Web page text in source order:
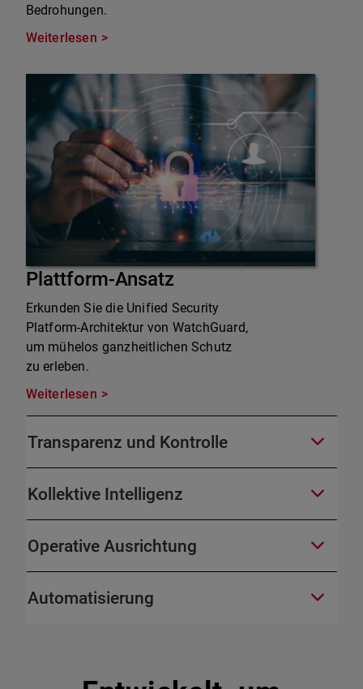
Bedrohungen.
Weiterlesen
Plattform-Ansatz
Erkunden Sie die Unified Security
Platform-Architektur von WatchGuard,
um mühelos ganzheitlichen Schutz
zu erleben.
Weiterlesen
Transparenz und Kontrolle
Kollektive Intelligenz
Operative Ausrichtung
Automatisierung